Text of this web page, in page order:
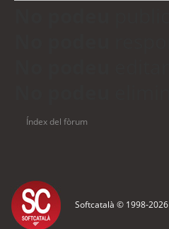
Índex del fòrum
Softcatalà © 1998-2026